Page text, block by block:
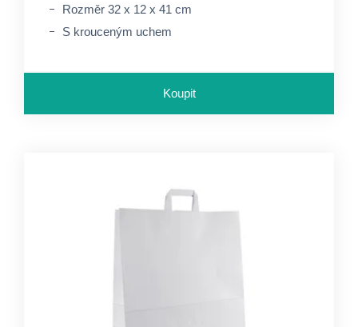
Rozměr 32 x 12 x 41 cm
S krouceným uchem
Koupit